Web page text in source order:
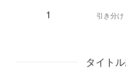
1 引き分け
タイト